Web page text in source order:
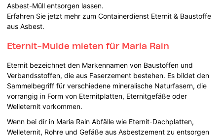
Asbest-Müll entsorgen lassen.
Erfahren Sie jetzt mehr zum Containerdienst Eternit & Baustoffe
aus Asbest.
Eternit-Mulde mieten für Maria Rain
Eternit bezeichnet den Markennamen von Baustoffen und
Verbandsstoffen, die aus Faserzement bestehen. Es bildet den
Sammelbegriff für verschiedene mineralische Naturfasern, die
vorrangig in Form von Eternitplatten, Eternitgefäße oder
Welleternit vorkommen.
Wenn bei dir in Maria Rain Abfälle wie Eternit-Dachplatten,
Welleternit, Rohre und Gefäße aus Asbestzement zu entsorgen